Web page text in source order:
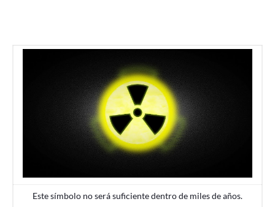
Este símbolo no será suficiente dentro de miles de años.